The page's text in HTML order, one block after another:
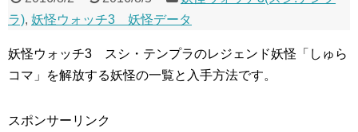
ラ), 妖怪ウォッチ3 妖怪データ
妖怪ウォッチ3 スシ・テンプラのレジェンド妖怪「しゅら
コマ」を解放する妖怪の一覧と入手方法です。
スポンサーリンク